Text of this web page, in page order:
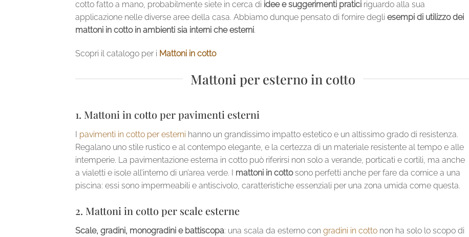
cotto fatto a mano, probabilmente siete in cerca di idee e suggerimenti pratici riguardo alla sua
applicazione nelle diverse aree della casa. Abbiamo dunque pensato di fornire degli esempi di utilizzo dei
mattoni in cotto in ambienti sia interni che esterni.
Scopri il catalogo per i Mattoni in cotto
Mattoni per esterno in cotto
1. Mattoni in cotto per pavimenti esterni
I pavimenti in cotto per esterni hanno un grandissimo impatto estetico e un altissimo grado di resistenza.
Regalano uno stile rustico e al contempo elegante, e la certezza di un materiale resistente al tempo e alle
intemperie. La pavimentazione esterna in cotto può riferirsi non solo a verande, porticati e cortili, ma anche
a vialetti e isole all’interno di un’area verde. I mattoni in cottosono perfetti anche per fare da cornice a una
piscina: essi sono impermeabili e antiscivolo, caratteristiche essenziali per una zona umida come questa.
2. Mattoni in cotto per scale esterne
Scale, gradini, monogradini e battiscopa: una scala da esterno con gradini in cotto non ha solo lo scopo di